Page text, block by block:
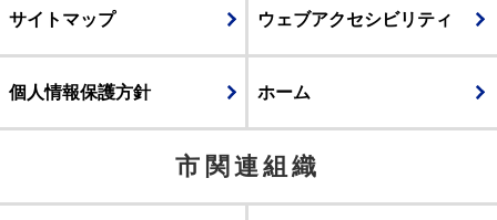
サイトマップ ウェブアクセシビリティ
個人情報保護方針 ホーム
市関連組織